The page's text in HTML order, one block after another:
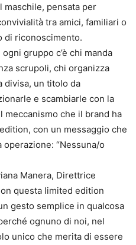
maschile, pensata per
tra amici, familiari o
di riconoscimento.
gruppo c’è chi manda
scrupoli, chi organizza
divisa, un titolo da
e scambiarle con la
meccanismo che il brand ha
con un messaggio che
“Nessuna/o
Manera, Direttrice
questa limited edition
gesto semplice in qualcosa
ognuno di noi, nel
unico che merita di essere